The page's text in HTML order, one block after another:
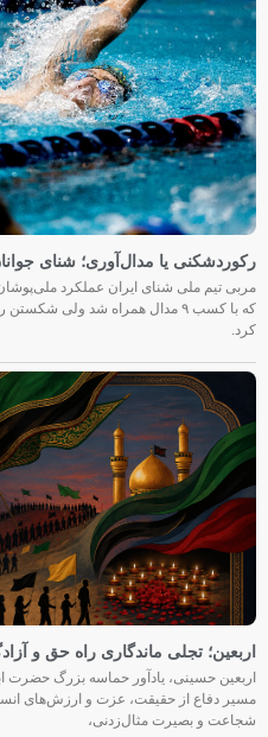
رکوردشکنی یا مدال‌آوری؛ شنای
مربی تیم ملی شنای ایران عملکرد
که با کسب ۹ مدال همراه شد ولی
کرد.
اربعین؛ تجلی ماندگاری راه حق و
اربعین حسینی، یادآور حماسه بزرگ حضرت
مسیر دفاع از حقیقت، عزت و ارزش‌های
شجاعت و بصیرت مثال‌زدنی،